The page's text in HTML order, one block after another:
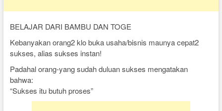
BELAJAR DARI BAMBU DAN TOGE
Kebanyakan orang2 klo buka usaha/bisnis maunya cepat2
sukses, alias sukses instan!
Padahal orang-yang sudah duluan sukses mengatakan
bahwa:
“Sukses itu butuh proses”